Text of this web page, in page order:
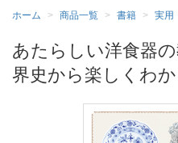
ホーム 商品一覧 書籍 実用
あたらしい洋食器
界史から楽しくわ